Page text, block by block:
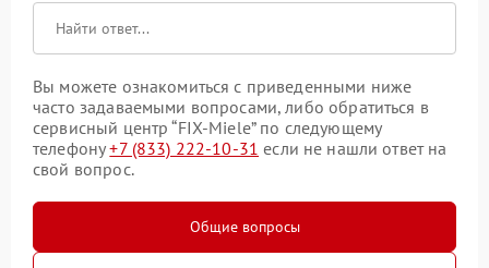
Вы можете ознакомиться с приведенными ниже
часто задаваемыми вопросами, либо обратиться в
сервисный центр “FIX-Miele” по следующему
телефону+7 (833) 222-10-31 если не нашли ответ на
свой вопрос.
Общие вопросы